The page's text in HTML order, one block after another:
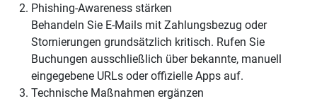
Phishing-Awareness stärken
Behandeln Sie E-Mails mit Zahlungsbezug oder
Stornierungen grundsätzlich kritisch. Rufen Sie
Buchungen ausschließlich über bekannte, manuell
eingegebene URLs oder offizielle Apps auf.
Technische Maßnahmen ergänzen